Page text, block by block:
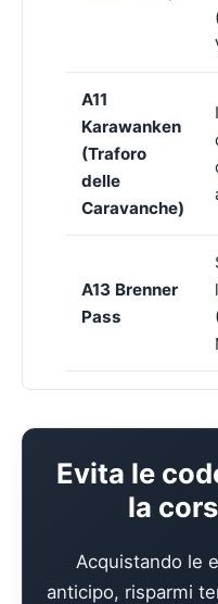
A11
Karawanken
(Traforo
delle
Caravanche)
A13 Brenner
Pass
Evita le
la
Acquistando le
anticipo, risparmi